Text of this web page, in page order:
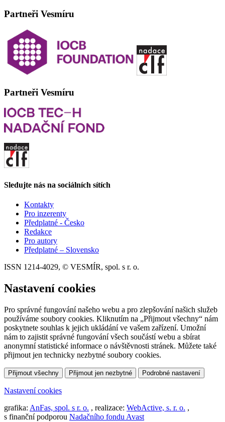
Partneři Vesmíru
Partneři Vesmíru
Sledujte nás na sociálních sítích
Kontakty
Pro inzerenty
Předplatné - Česko
Redakce
Pro autory
Předplatné – Slovensko
ISSN 1214-4029, © VESMÍR, spol. s r. o.
Nastavení cookies
Pro správné fungování našeho webu a pro zlepšování našich služeb
používáme soubory cookies. Kliknutím na „Přijmout všechny“ nám
poskytnete souhlas k jejich ukládání ve vašem zařízení. Umožní
nám to zajistit správné fungování všech součástí webu a sbírat
anonymní statistické informace o návštěvnosti stránek. Můžete také
přijmout jen technicky nezbytné soubory cookies.
Přijmout všechny Přijmout jen nezbytné Podrobné nastavení
Nastavení cookies
grafika: AnFas, spol. s r. o. , realizace: WebActive, s. r. o. ,
s finanční podporou Nadačního fondu Avast